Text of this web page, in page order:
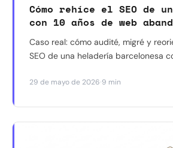
Cómo rehíce el SEO de
con 10 años de web
Caso real: cómo audité, migré y
SEO de una heladería barcelonesa
GSC incluidos.
29 de mayo de 2026·9 min